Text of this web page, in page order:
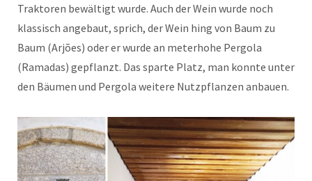
Traktoren bewältigt wurde. Auch der Wein wurde noch
klassisch angebaut, sprich, der Wein hing von Baum zu
Baum (Arjões) oder er wurde an meterhohe Pergola
(Ramadas) gepflanzt. Das sparte Platz, man konnte unter
den Bäumen und Pergola weitere Nutzpflanzen anbauen.